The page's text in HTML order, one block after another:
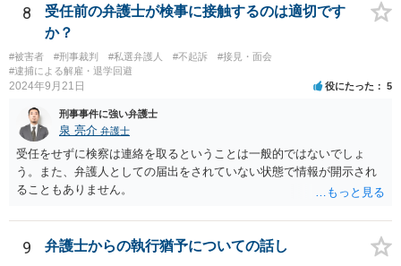
護人とご相談ください。
8
受任前の弁護士が検事に接触するのは適切です
か？
#被害者 #刑事裁判 #私選弁護人 #不起訴
#接見・面会
#逮捕による解雇・退学回避
2024年9月21日 役にたった 5
刑事事件に強い弁護士
泉 亮介 弁護士
受任をせずに検察は連絡を取るということは一般的ではないでしょ
う。また、弁護人としての届出をされていない状態で情報が開示され
ることもありません。
9 弁護士からの執行猶予についての話し